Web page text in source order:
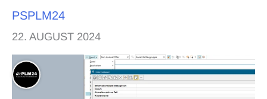
PSPLM24
22. AUGUST 2024